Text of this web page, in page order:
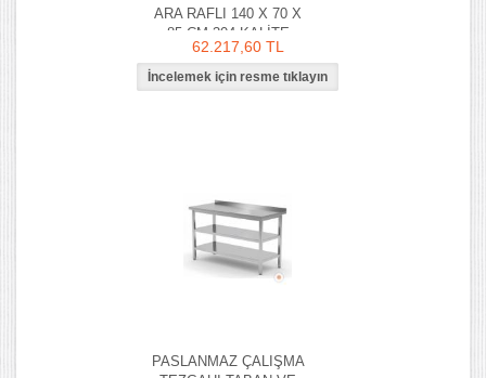
ARA RAFLI 140 X 70 X
85 CM 304 KALİTE
62.217,60 TL
PASLANMAZ ÇALIŞMA